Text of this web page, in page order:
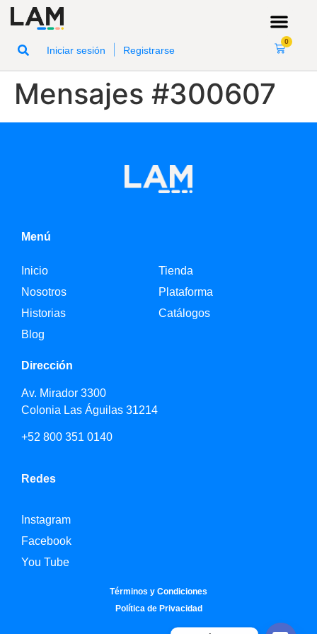
Iniciar sesión Registrarse
0
Mensajes #300607
Menú
Inicio
Nosotros
Historias
Blog
Tienda
Plataforma
Catálogos
Dirección
Av. Mirador 3300
Colonia Las Águilas 31214
+52 800 351 0140
Redes
Instagram
Facebook
You Tube
Términos y Condiciones
Política de Privacidad